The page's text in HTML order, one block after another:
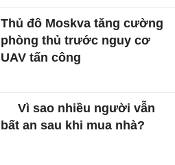
Thủ đô Moskva tăng cường
phòng thủ trước nguy cơ
UAV tấn công
Vì sao nhiều người vẫn
bất an sau khi mua nhà?